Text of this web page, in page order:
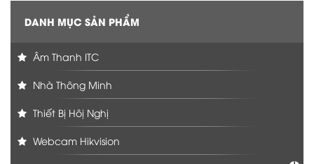
DANH MỤC SẢN PHẨM
Âm Thanh ITC
Nhà Thông Minh
Thiết Bị Hôị Nghị
Webcam Hikvision